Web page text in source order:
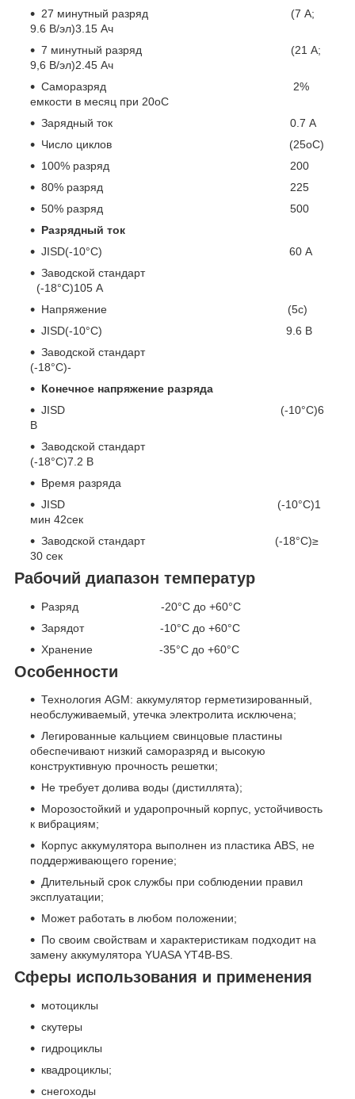
27 минутный разряд (7 А;
9.6 В/эл)3.15 Ач
7 минутный разряд (21 А;
9,6 В/эл)2.45 Ач
Саморазряд 2%
емкости в месяц при 20oС
Зарядный ток 0.7 А
Число циклов (25oС)
100% разряд 200
80% разряд 225
50% разряд 500
Разрядный ток
JISD(-10°C) 60 А
Заводской стандарт
(-18°С)105 А
Напряжение (5с)
JISD(-10°C) 9.6 В
Заводской стандарт
(-18°С)-
Конечное напряжение разряда
JISD (-10°C)6
В
Заводской стандарт
(-18°С)7.2 В
Время разряда
JISD (-10°C)1
мин 42сек
Заводской стандарт (-18°С)≥
30 сек
Рабочий диапазон температур
Разряд -20°С до +60°С
Зарядот -10°С до +60°С
Хранение -35°С до +60°С
Особенности
Технология AGM: аккумулятор герметизированный,
необслуживаемый, утечка электролита исключена;
Легированные кальцием свинцовые пластины
обеспечивают низкий саморазряд и высокую
конструктивную прочность решетки;
Не требует долива воды (дистиллята);
Морозостойкий и ударопрочный корпус, устойчивость
к вибрациям;
Корпус аккумулятора выполнен из пластика ABS, не
поддерживающего горение;
Длительный срок службы при соблюдении правил
эксплуатации;
Может работать в любом положении;
По своим свойствам и характеристикам подходит на
замену аккумулятора YUASA YT4B-BS.
Cферы использования и применения
мотоциклы
скутеры
гидроциклы
квадроциклы;
снегоходы